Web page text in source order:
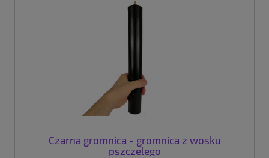
Czarna gromnica - gromnica z wosku
pszczelego